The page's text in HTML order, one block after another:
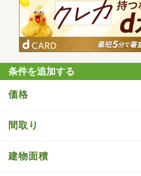
条件を追加する
価格
間取り
建物面積